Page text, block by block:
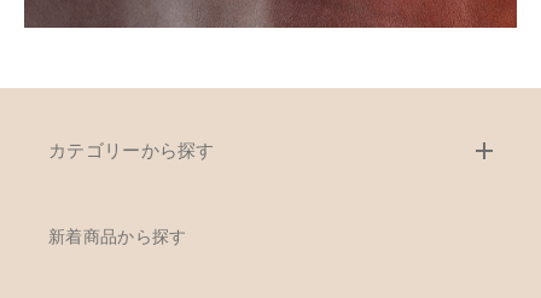
カテゴリーから探す
新着商品から探す